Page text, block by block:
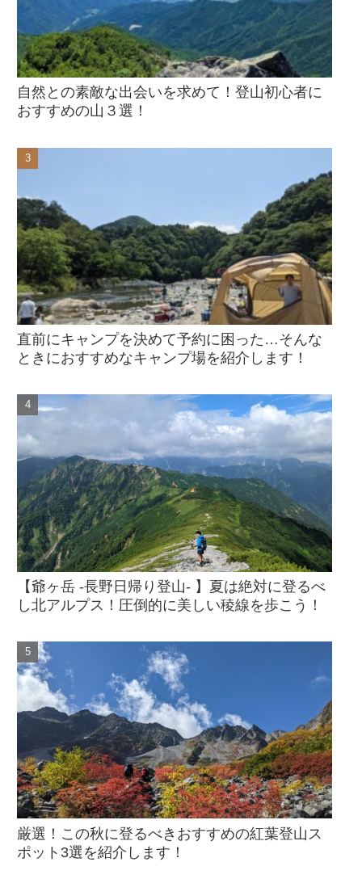
自然との素敵な出会いを求めて！登山初心者に
おすすめの山３選！
直前にキャンプを決めて予約に困った…そんな
ときにおすすめなキャンプ場を紹介します！
【爺ヶ岳 -長野日帰り登山- 】夏は絶対に登るべ
し北アルプス！圧倒的に美しい稜線を歩こう！
厳選！この秋に登るべきおすすめの紅葉登山ス
ポット3選を紹介します！